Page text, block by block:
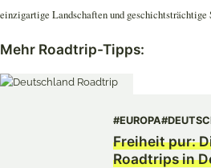
einzigartige Landschaften und geschichtsträchtige
Mehr Roadtrip-Tipps:
#EUROPA
Freiheit pur:
Roadtrips in